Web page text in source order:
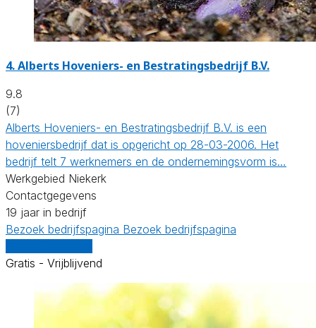
4.Alberts Hoveniers- en Bestratingsbedrijf B.V.
9.8
(7)
Alberts Hoveniers- en Bestratingsbedrijf B.V. is een
hoveniersbedrijf dat is opgericht op 28-03-2006. Het
bedrijf telt 7 werknemers en de ondernemingsvorm is…
Werkgebied Niekerk
Contactgegevens
19 jaar in bedrijf
Bezoek bedrijfspagina Bezoek bedrijfspagina
Gratis - Vrijblijvend